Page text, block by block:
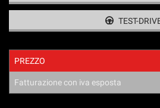
TEST-
PREZZO
Fatturazione con iva esposta
svolgere
attività
descritte.
Per